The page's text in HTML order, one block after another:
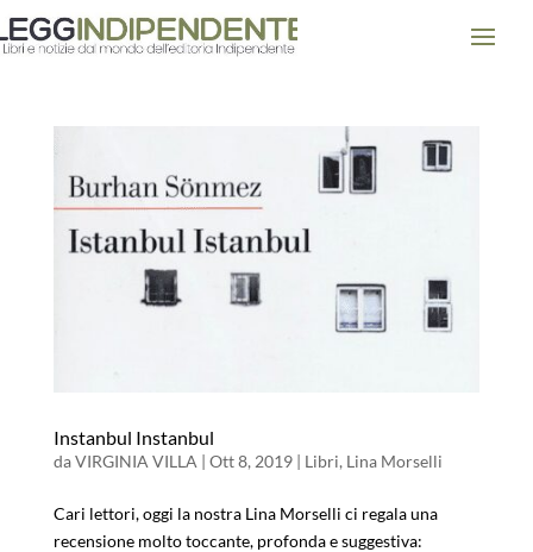
Instanbul Instanbul
daVIRGINIA VILLA | Ott 8, 2019| Libri, Lina Morselli
Cari lettori, oggi la nostra Lina Morselli ci regala una
recensione molto toccante, profonda e suggestiva: